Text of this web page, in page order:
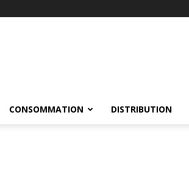
CONSOMMATION DISTRIBUTION